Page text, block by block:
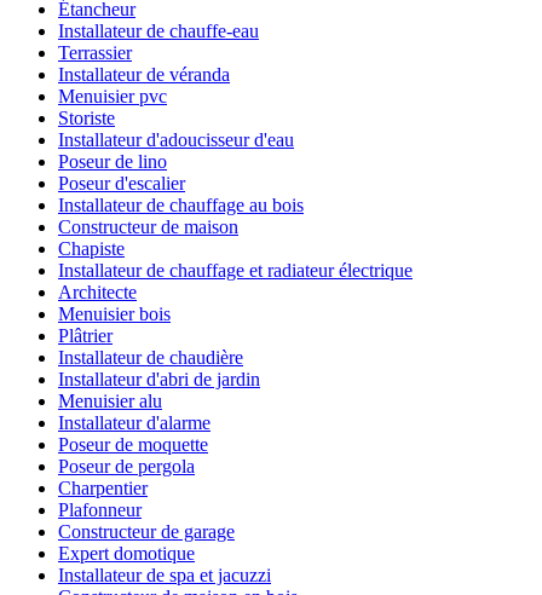
Étancheur
Installateur de chauffe-eau
Terrassier
Installateur de véranda
Menuisier pvc
Storiste
Installateur d'adoucisseur d'eau
Poseur de lino
Poseur d'escalier
Installateur de chauffage au bois
Constructeur de maison
Chapiste
Installateur de chauffage et radiateur électrique
Architecte
Menuisier bois
Plâtrier
Installateur de chaudière
Installateur d'abri de jardin
Menuisier alu
Installateur d'alarme
Poseur de moquette
Poseur de pergola
Charpentier
Plafonneur
Constructeur de garage
Expert domotique
Installateur de spa et jacuzzi